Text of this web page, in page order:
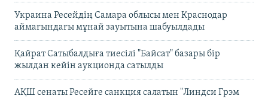
Украина Ресейдің Самара облысы мен Краснодар
аймағындағы мұнай зауытына шабуылдады
Қайрат Сатыбалдыға тиесілі "Байсат" базары бір
жылдан кейін аукционда сатылды
АҚШ сенаты Ресейге санкция салатын "Линдси Грэм